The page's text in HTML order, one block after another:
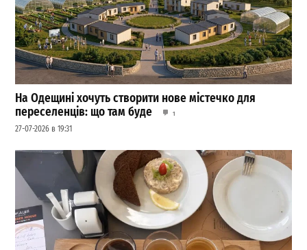
На Одещині хочуть створити нове містечко для
переселенців: що там буде
1
27-07-2026 в 19:31